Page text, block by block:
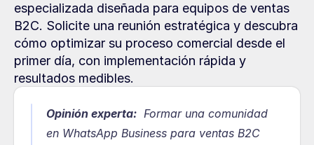
especializada diseñada para equipos de ventas
B2C. Solicite una reunión estratégica y descubra
cómo optimizar su proceso comercial desde el
primer día, con implementación rápida y
resultados medibles.
Opinión experta:
  Formar una comunidad
en WhatsApp Business para ventas B2C